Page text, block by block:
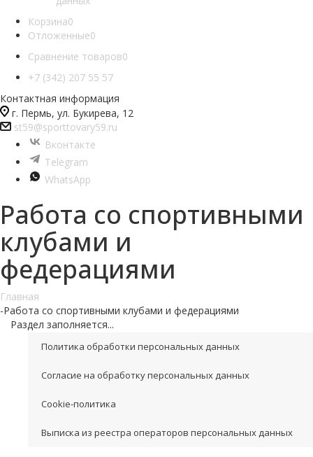
Корзина0
Отложенные0
Сравнение товаров0
+7 (342) 207 55 57
Контактная информация
г. Пермь, ул. Букирева, 12
st59@sporttovary59.ru
Вконтакте
Telegram
WhatsApp
Работа со спортивными
клубами и
федерациями
Главная
-Работа со спортивными клубами и федерациями
Раздел заполняется...
Политика обработки персональных данных
Согласие на обработку персональных данных
Cookie-политика
Выписка из реестра операторов персональных данных